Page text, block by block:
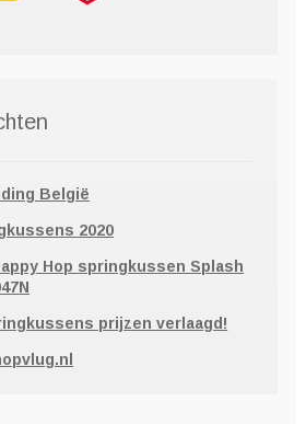
België
2020
Hop springkussen Splash
prijzen verlaagd!